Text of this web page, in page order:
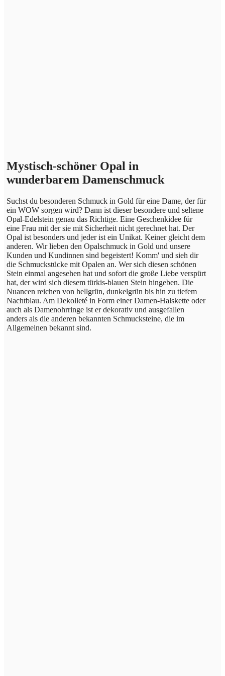
Mystisch-schöner Opal in
wunderbarem Damenschmuck
Suchst du besonderen Schmuck in Gold für eine Dame, der für
ein WOW sorgen wird? Dann ist dieser besondere und seltene
Opal-Edelstein genau das Richtige. Eine Geschenkidee für
eine Frau mit der sie mit Sicherheit nicht gerechnet hat. Der
Opal ist besonders und jeder ist ein Unikat. Keiner gleicht dem
anderen. Wir lieben den Opalschmuck in Gold und unsere
Kunden und Kundinnen sind begeistert! Komm' und sieh dir
die Schmuckstücke mit Opalen an. Wer sich diesen schönen
Stein einmal angesehen hat und sofort die große Liebe verspürt
hat, der wird sich diesem türkis-blauen Stein hingeben. Die
Nuancen reichen von hellgrün, dunkelgrün bis hin zu tiefem
Nachtblau. Am Dekolleté in Form einer Damen-Halskette oder
auch als Damenohrringe ist er dekorativ und ausgefallen
anders als die anderen bekannten Schmucksteine, die im
Allgemeinen bekannt sind.